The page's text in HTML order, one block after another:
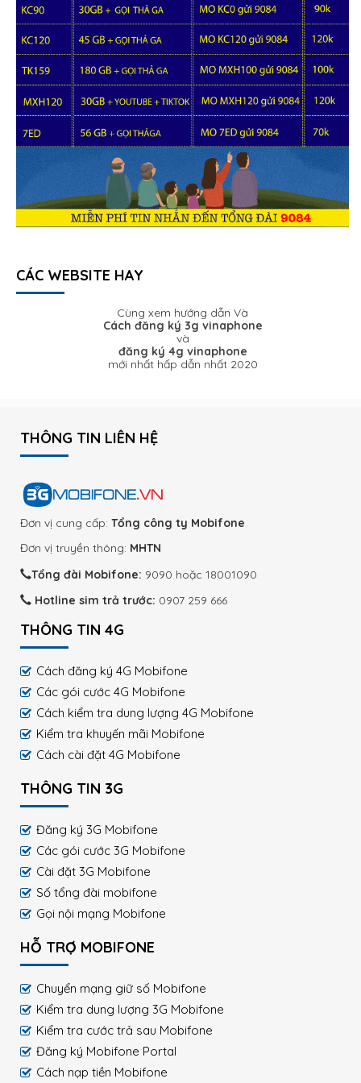
CÁC WEBSITE HAY
Cùng xem hướng dẫn Và
Cách đăng ký 3g vinaphone
và
đăng ký 4g vinaphone
mới nhất hấp dẫn nhất 2020
THÔNG TIN LIÊN HỆ
Đơn vị cung cấp: Tổng công ty Mobifone
Đơn vị truyền thông: MHTN
Tổng đài Mobifone: 9090 hoặc 18001090
Hotline sim trả trước: 0907 259 666
THÔNG TIN 4G
Cách đăng ký 4G Mobifone
Các gói cước 4G Mobifone
Cách kiểm tra dung lượng 4G Mobifone
Kiểm tra khuyến mãi Mobifone
Cách cài đặt 4G Mobifone
THÔNG TIN 3G
Đăng ký 3G Mobifone
Các gói cước 3G Mobifone
Cài đặt 3G Mobifone
Số tổng đài mobifone
Gọi nội mạng Mobifone
HỖ TRỢ MOBIFONE
Chuyển mạng giữ số Mobifone
Kiểm tra dung lượng 3G Mobifone
Kiểm tra cước trả sau Mobifone
Đăng ký Mobifone Portal
Cách nạp tiền Mobifone